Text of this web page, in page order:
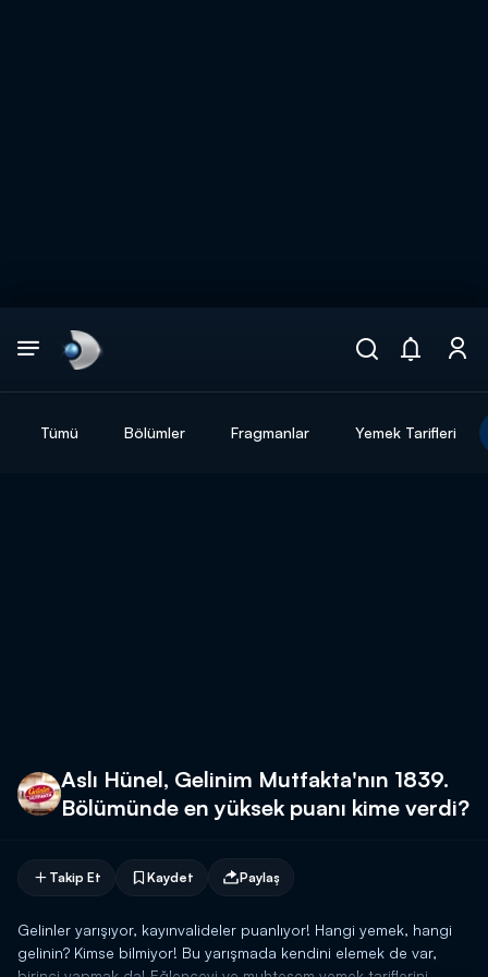
Tümü Bölümler Fragmanlar Yemek Tarifleri
Aslı Hünel, Gelinim Mutfakta'nın 1839.
Bölümünde en yüksek puanı kime verdi?
Takip Et Kaydet Paylaş
Gelinler yarışıyor, kayınvalideler puanlıyor! Hangi yemek, hangi
gelinin? Kimse bilmiyor! Bu yarışmada kendini elemek de var,